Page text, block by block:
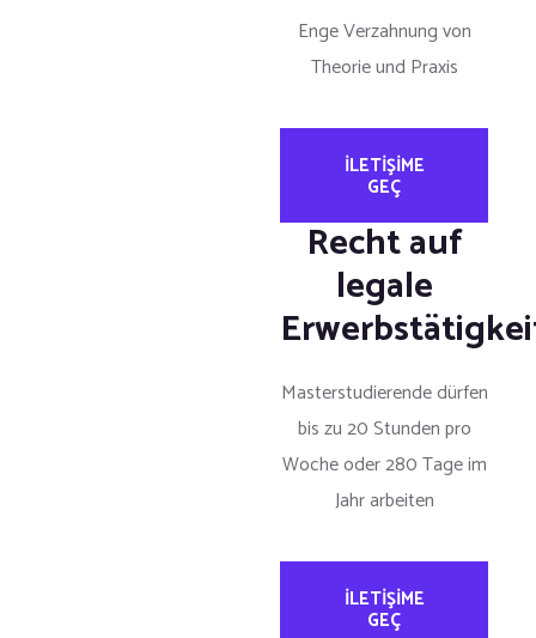
Enge Verzahnung von
Theorie und Praxis
ILETIŞIME
GEÇ
Recht auf
legale
Masterstudierende dürfen
bis zu 20 Stunden pro
Woche oder 280 Tage im
Jahr arbeiten
ILETIŞIME
GEÇ